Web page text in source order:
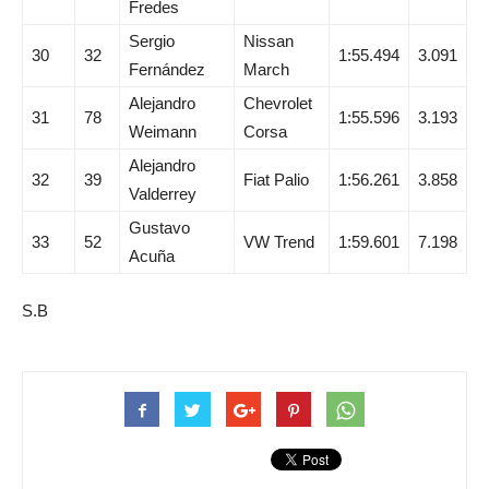
Fredes
30 32
Sergio
Fernández
Nissan
March
1:55.494 3.091
31 78
Alejandro
Weimann
Chevrolet
Corsa
1:55.596 3.193
32 39
Alejandro
Valderrey
Fiat Palio 1:56.261 3.858
33 52
Gustavo
Acuña
VW Trend 1:59.601 7.198
S.B